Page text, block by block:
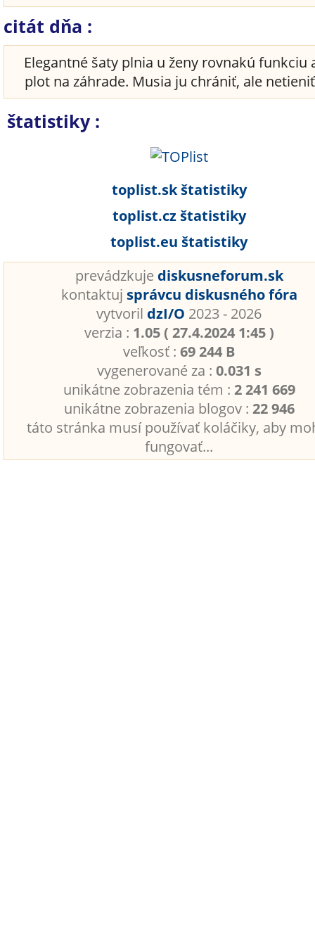
citát dňa :
Elegantné šaty plnia u ženy rovnakú funkciu
plot na záhrade. Musia ju chrániť, ale
štatistiky :
toplist.sk štatistiky
toplist.cz štatistiky
toplist.eu štatistiky
prevádzkuje diskusneforum.sk
kontaktuj správcu diskusného fóra
vytvoril dzI/O 2023 - 2026
verzia : 1.05 ( 27.4.2024 1:45 )
veľkosť :69 244 B
vygenerované za : 0.031 s
unikátne zobrazenia tém : 2 241 669
unikátne zobrazenia blogov : 22 946
táto stránka musí používať koláčiky, aby
fungovať...